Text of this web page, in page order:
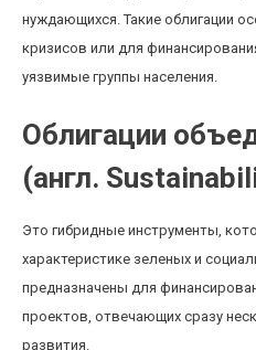
нуждающихся. Такие облигации
кризисов или для
уязвимые группы населения.
Облигации
(англ.
Это гибридные инструменты,
характеристике зеленых и
предназначены для
проектов, отвечающих сразу
развития.